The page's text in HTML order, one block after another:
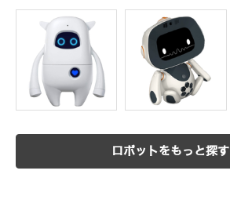
ロボットをもっと探す